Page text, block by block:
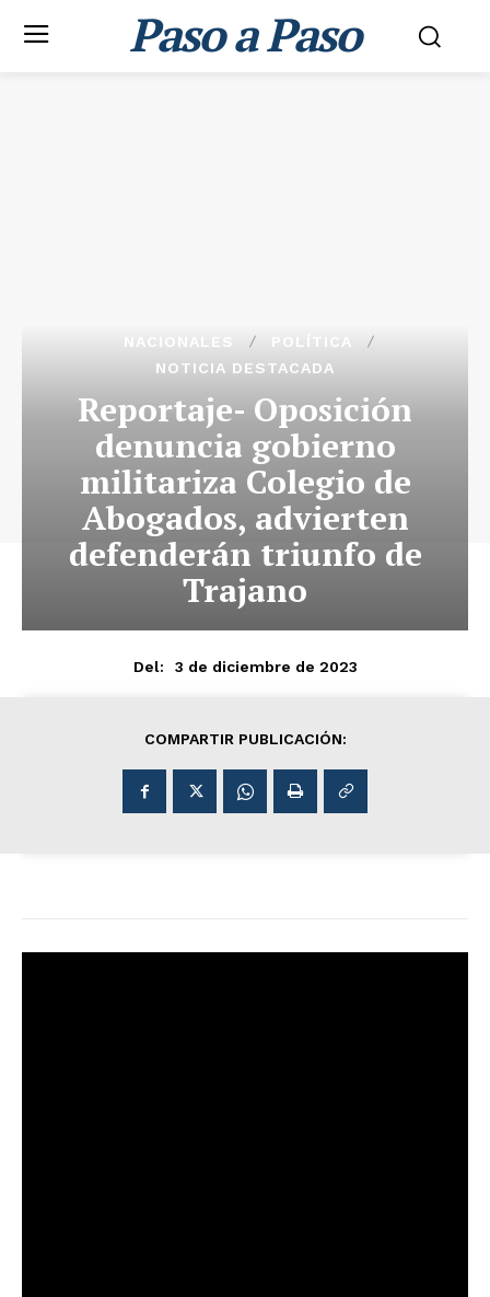
Paso a Paso
NACIONALES
POLÍTICA
NOTICIA DESTACADA
Reportaje- Oposición
denuncia gobierno
militariza Colegio de
Abogados, advierten
defenderán triunfo de
Trajano
Del: 3 de diciembre de 2023
COMPARTIR PUBLICACIÓN: